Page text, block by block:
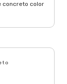
concreto color